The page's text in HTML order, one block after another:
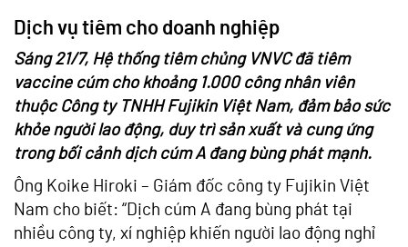
Dịch vụ tiêm cho doanh nghiệp
Sáng 21/7, Hệ thống tiêm chủng VNVC đã tiêm
vaccine cúm cho khoảng 1.000 công nhân viên
thuộc Công ty TNHH Fujikin Việt Nam, đảm bảo sức
khỏe người lao động, duy trì sản xuất và cung ứng
trong bối cảnh dịch cúm A đang bùng phát mạnh.
Ông Koike Hiroki – Giám đốc công ty Fujikin Việt
Nam cho biết: “Dịch cúm A đang bùng phát tại
nhiều công ty, xí nghiệp khiến người lao động nghỉ